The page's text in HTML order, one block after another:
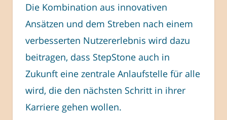
Die Kombination aus innovativen
Ansätzen und dem Streben nach einem
verbesserten Nutzererlebnis wird dazu
beitragen, dass StepStone auch in
Zukunft eine zentrale Anlaufstelle für alle
wird, die den nächsten Schritt in ihrer
Karriere gehen wollen.